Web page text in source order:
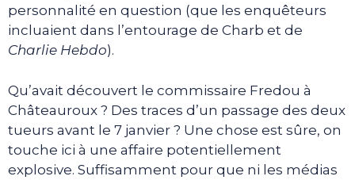
personnalité en question (que les enquêteurs
incluaient dans l’entourage de Charb et de
Charlie Hebdo).
Qu’avait découvert le commissaire Fredou à
Châteauroux ? Des traces d’un passage des deux
tueurs avant le 7 janvier ? Une chose est sûre, on
touche ici à une affaire potentiellement
explosive. Suffisamment pour que ni les médias